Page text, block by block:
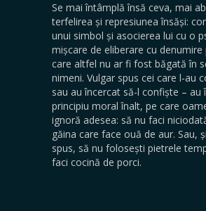
Se mai întâmplă însă ceva, mai
terfelirea și represiunea însăși:
unui simbol și asocierea lui cu o
mișcare de eliberare cu
care altfel nu ar fi fost băgată în
nimeni. Vulgar spus cei care l-au
sau au încercat să-l confiște – au
principiu moral înalt, pe care
ignoră adesea: să nu faci
găina care face ouă de aur. Sau,
spus, să nu folosești pietrele
faci cocină de porci.